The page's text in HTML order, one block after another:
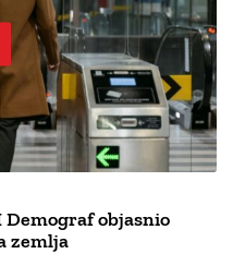
Demograf objasnio
zemlja